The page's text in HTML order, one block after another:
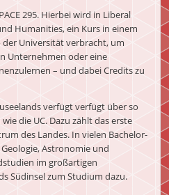
295. Hierbei wird in Liberal
Humanities, ein Kurs in einem
Universität verbracht, um
Unternehmen oder eine
– und dabei Credits zu
verfügt verfügt über so
wie die UC. Dazu zählt das erste
des Landes. In vielen Bachelor-
Astronomie und
im großartigen
Südinsel zum Studium dazu.